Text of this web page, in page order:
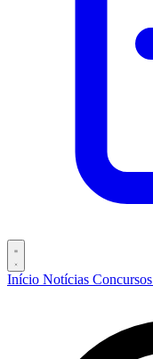
Início Notícias Concursos